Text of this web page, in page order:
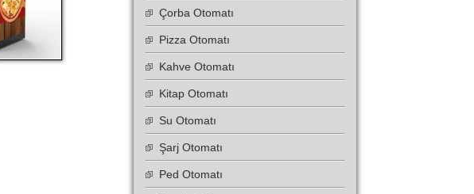
Çorba Otomatı
Pizza Otomatı
Kahve Otomatı
Kitap Otomatı
Su Otomatı
Şarj Otomatı
Ped Otomatı